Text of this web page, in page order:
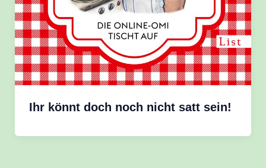
Ihr könnt doch noch nicht satt sein!